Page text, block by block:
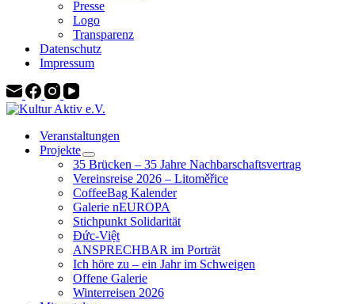
Presse
Logo
Transparenz
Datenschutz
Impressum
Veranstaltungen
Projekte
35 Brücken – 35 Jahre Nachbarschaftsvertrag
Vereinsreise 2026 – Litoměřice
CoffeeBag Kalender
Galerie nEUROPA
Stichpunkt Solidarität
Đức-Việt
ANSPRECHBAR im Porträt
Ich höre zu – ein Jahr im Schweigen
Offene Galerie
Winterreisen 2026